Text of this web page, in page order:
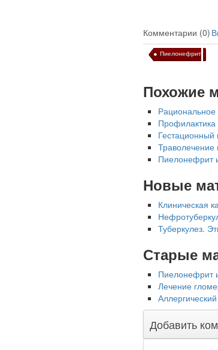
Комментарии (0)
Пиелонефрит
Похожие
Рациональное
Профилактика
Траволечение
Пиелонефрит
Новые
Клиническая
Туберкулез.
Старые
Пиелонефрит
Лечение
Добавить